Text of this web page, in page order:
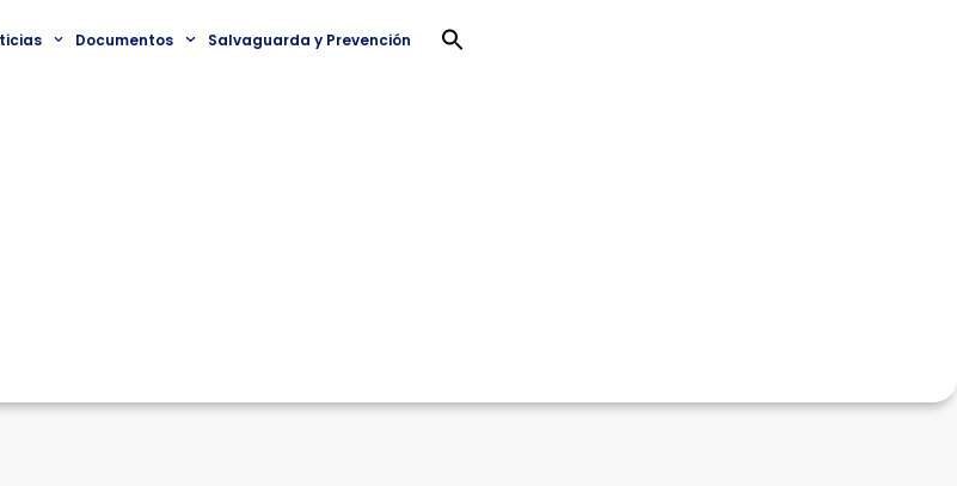
Documentos Salvaguarda y Prevención